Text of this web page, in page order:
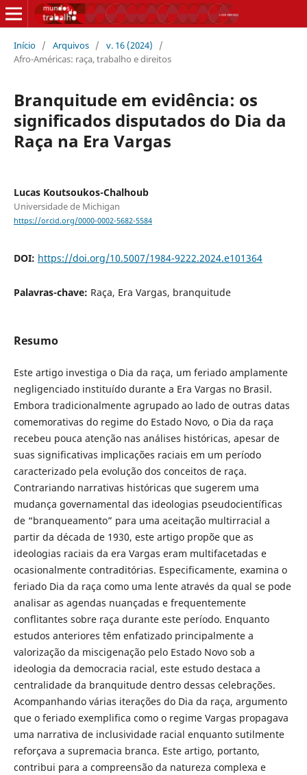
Início / Arquivos / v. 16 (2024)
/
Afro-Américas: raça, trabalho e direitos
Branquitude em evidência: os
significados disputados do Dia da
Raça na Era Vargas
Lucas Koutsoukos-Chalhoub
Universidade de Michigan
https://orcid.org/0000-0002-5682-5584
DOI: https://doi.org/10.5007/1984-9222.2024.e101364
Palavras-chave: Raça, Era Vargas, branquitude
Resumo
Este artigo investiga o Dia da raça, um feriado amplamente
negligenciado instituído durante a Era Vargas no Brasil.
Embora tradicionalmente agrupado ao lado de outras datas
comemorativas do regime do Estado Novo, o Dia da raça
recebeu pouca atenção nas análises históricas, apesar de
suas significativas implicações raciais em um período
caracterizado pela evolução dos conceitos de raça.
Contrariando narrativas históricas que sugerem uma
mudança governamental das ideologias pseudocientíficas
de “branqueamento” para uma aceitação multirracial a
partir da década de 1930, este artigo propõe que as
ideologias raciais da era Vargas eram multifacetadas e
ocasionalmente contraditórias. Especificamente, examina o
feriado Dia da raça como uma lente através da qual se pode
analisar as agendas nuançadas e frequentemente
conflitantes sobre raça durante este período. Enquanto
estudos anteriores têm enfatizado principalmente a
valorização da miscigenação pelo Estado Novo sob a
ideologia da democracia racial, este estudo destaca a
centralidade da branquitude dentro dessas celebrações.
Acompanhando várias iterações do Dia da raça, argumento
que o feriado exemplifica como o regime Vargas propagava
uma narrativa de inclusividade racial enquanto sutilmente
reforçava a supremacia branca. Este artigo, portanto,
contribui para a compreensão da natureza complexa e